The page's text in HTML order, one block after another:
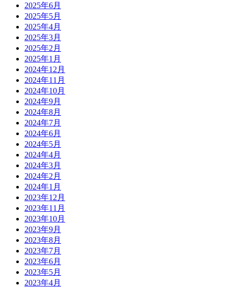
2025年6月
2025年5月
2025年4月
2025年3月
2025年2月
2025年1月
2024年12月
2024年11月
2024年10月
2024年9月
2024年8月
2024年7月
2024年6月
2024年5月
2024年4月
2024年3月
2024年2月
2024年1月
2023年12月
2023年11月
2023年10月
2023年9月
2023年8月
2023年7月
2023年6月
2023年5月
2023年4月